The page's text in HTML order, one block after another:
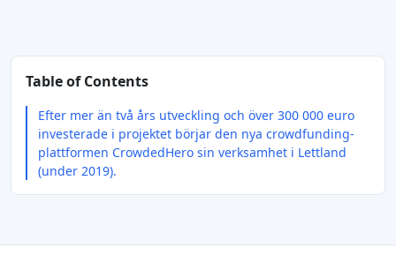
Table of Contents
Efter mer än två års utveckling och över 300 000 euro
investerade i projektet börjar den nya crowdfunding-
plattformen CrowdedHero sin verksamhet i Lettland
(under 2019).